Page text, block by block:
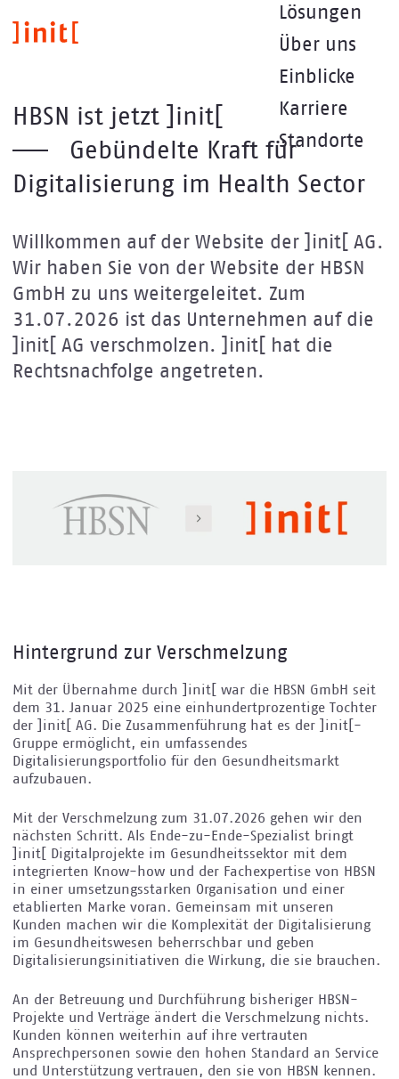
zum
Inhalt
Lösungen
Über uns
Einblicke
Karriere
Standorte
HBSN ist jetzt ]init[
Gebündelte Kraft für
Digitalisierung im Health Sector
Willkommen auf der Website der ]init[ AG.
Wir haben Sie von der Website der HBSN
GmbH zu uns weitergeleitet. Zum
31.07.2026 ist das Unternehmen auf die
]init[ AG verschmolzen. ]init[ hat die
Rechtsnachfolge angetreten.
Hintergrund zur Verschmelzung
Mit der Übernahme durch ]init[ war die HBSN GmbH seit
dem 31. Januar 2025 eine einhundertprozentige Tochter
der ]init[ AG. Die Zusammenführung hat es der ]init[-
Gruppe ermöglicht, ein umfassendes
Digitalisierungsportfolio für den Gesundheitsmarkt
aufzubauen.
Mit der Verschmelzung zum 31.07.2026 gehen wir den
nächsten Schritt. Als Ende-zu-Ende-Spezialist bringt
]init[ Digitalprojekte im Gesundheitssektor mit dem
integrierten Know-how und der Fachexpertise von HBSN
in einer umsetzungsstarken Organisation und einer
etablierten Marke voran. Gemeinsam mit unseren
Kunden machen wir die Komplexität der Digitalisierung
im Gesundheitswesen beherrschbar und geben
Digitalisierungsinitiativen die Wirkung, die sie brauchen.
An der Betreuung und Durchführung bisheriger HBSN-
Projekte und Verträge ändert die Verschmelzung nichts.
Kunden können weiterhin auf ihre vertrauten
Ansprechpersonen sowie den hohen Standard an Service
und Unterstützung vertrauen, den sie von HBSN kennen.